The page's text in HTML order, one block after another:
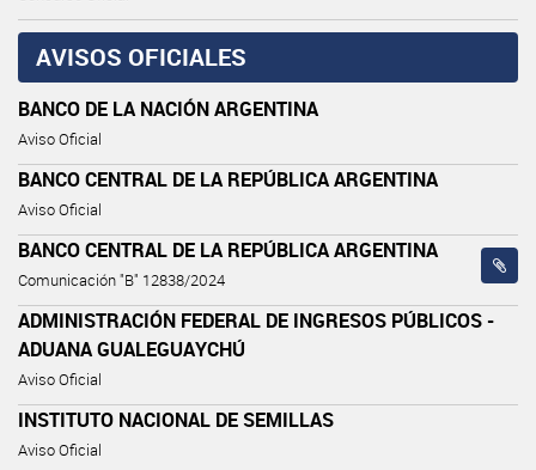
AVISOS OFICIALES
BANCO DE LA NACIÓN ARGENTINA
Aviso Oficial
BANCO CENTRAL DE LA REPÚBLICA ARGENTINA
Aviso Oficial
BANCO CENTRAL DE LA REPÚBLICA ARGENTINA
Comunicación "B" 12838/2024
ADMINISTRACIÓN FEDERAL DE INGRESOS PÚBLICOS -
ADUANA GUALEGUAYCHÚ
Aviso Oficial
INSTITUTO NACIONAL DE SEMILLAS
Aviso Oficial